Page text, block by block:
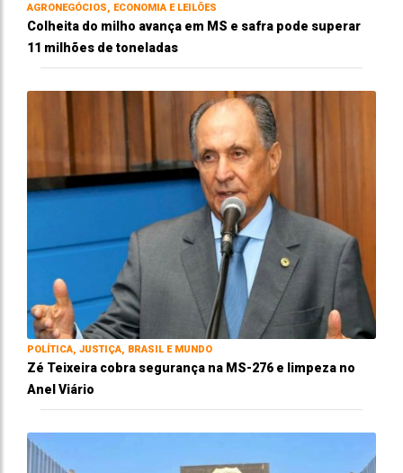
AGRONEGÓCIOS, ECONOMIA E LEILÕES
Colheita do milho avança em MS e safra pode superar
11 milhões de toneladas
POLÍTICA, JUSTIÇA, BRASIL E MUNDO
Zé Teixeira cobra segurança na MS-276 e limpeza no
Anel Viário